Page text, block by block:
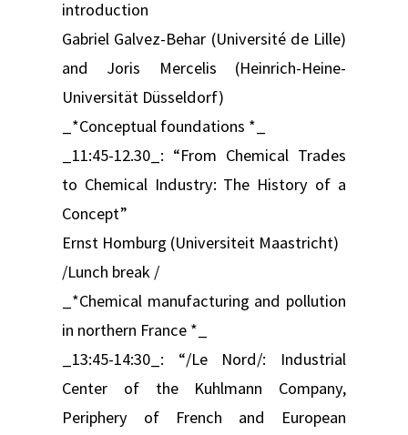
introduction
Gabriel Galvez-Behar (Université de Lille)
and Joris Mercelis (Heinrich-Heine-
Universität Düsseldorf)
_*Conceptual foundations *_
_11:45-12.30_: “From Chemical Trades
to Chemical Industry: The History of a
Concept”
Ernst Homburg (Universiteit Maastricht)
/Lunch break /
_*Chemical manufacturing and pollution
in northern France *_
_13:45-14:30_: “/Le Nord/: Industrial
Center of the Kuhlmann Company,
Periphery of French and European